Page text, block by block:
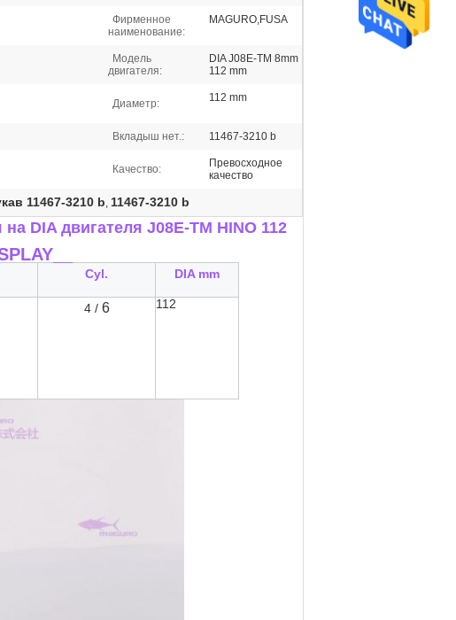
Фирменное
наименование:
MAGURO,FUSA
Модель
двигателя:
DIA J08E-TM 8mm
112 mm
Диаметр: 112 mm
Вкладыш нет.: 11467-3210 b
Качество:
Превосходное
качество
11467-3210 b, 11467-3210 b
на DIA двигателя J08E-TM HINO 112
Cyl. DIA mm
4 / 6 112